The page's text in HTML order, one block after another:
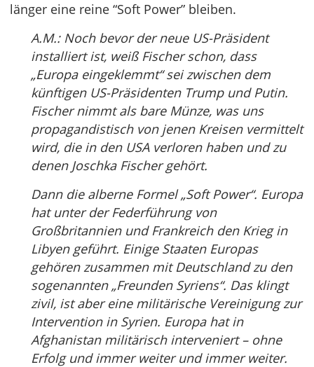
länger eine reine “Soft Power” bleiben.
A.M.: Noch bevor der neue US-Präsident
installiert ist, weiß Fischer schon, dass
„Europa eingeklemmt“ sei zwischen dem
künftigen US-Präsidenten Trump und Putin.
Fischer nimmt als bare Münze, was uns
propagandistisch von jenen Kreisen vermittelt
wird, die in den USA verloren haben und zu
denen Joschka Fischer gehört.
Dann die alberne Formel „Soft Power“. Europa
hat unter der Federführung von
Großbritannien und Frankreich den Krieg in
Libyen geführt. Einige Staaten Europas
gehören zusammen mit Deutschland zu den
sogenannten „Freunden Syriens“. Das klingt
zivil, ist aber eine militärische Vereinigung zur
Intervention in Syrien. Europa hat in
Afghanistan militärisch interveniert – ohne
Erfolg und immer weiter und immer weiter.